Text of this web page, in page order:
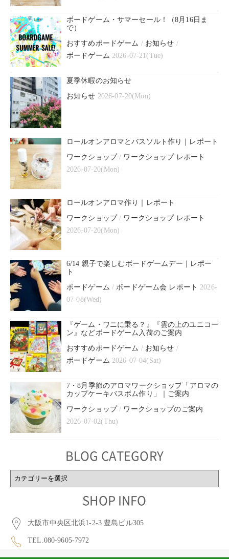
ボードゲーム・サマーセール！（8月16日ま
で）
おすすめボードゲーム / お知らせ /
ボードゲーム 2026-07-21(Tue)
夏季休暇のお知らせ
お知らせ 2026-07-20(Mon)
ロールオンアロマとバスソルト作り｜レポート
ワークショップ/ ワークショップ レポート
2026-07-20(Mon)
ロールオンアロマ作り｜レポート
ワークショップ/ ワークショップ レポート
2026-07-20(Mon)
6/14 親子で楽しむボードゲームデー｜レポー
ト
ボードゲーム / ボードゲーム会 レポート 2026-
07-08(Wed)
『ゲーム・ワニに乗る？』『雲の上のユニコー
ン』などボードゲーム入荷のご案内
おすすめボードゲーム / お知らせ /
ボードゲーム 2026-07-04(Sat)
7・8月季節のアロマワークショップ「アロマの
カップケーキバスボム作り」｜ご案内
ワークショップ/ ワークショップのご案内
2026-07-02(Thu)
BLOG CATEGORY
BLOG
CATEGORY
SHOP INFO
大阪市中央区北浜1-2-3 豊島ビル305
TEL.080-9605-7972